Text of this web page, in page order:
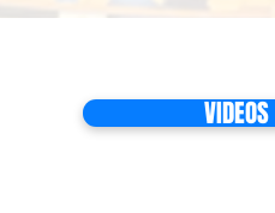
VIDEOS